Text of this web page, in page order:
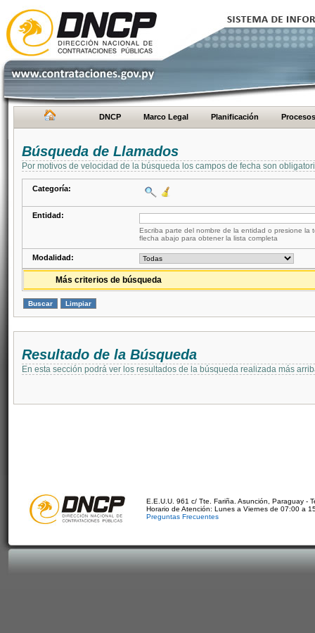
DNCP Marco Legal Planificación Procesos
Búsqueda de Llamados
Por motivos de velocidad de la búsqueda los campos de fecha son
Categoría:
Entidad:
Escriba parte del nombre de la entidad o presione la
flecha abajo para obtener la lista completa
Modalidad:
Más criterios de búsqueda
Resultado de la Búsqueda
En esta sección podrá ver los resultados de la búsqueda realizada más
E.E.U.U. 961 c/ Tte. Fariña. Asunción, Paraguay -
Horario de Atención: Lunes a Viernes de 07:00 a
Preguntas Frecuentes